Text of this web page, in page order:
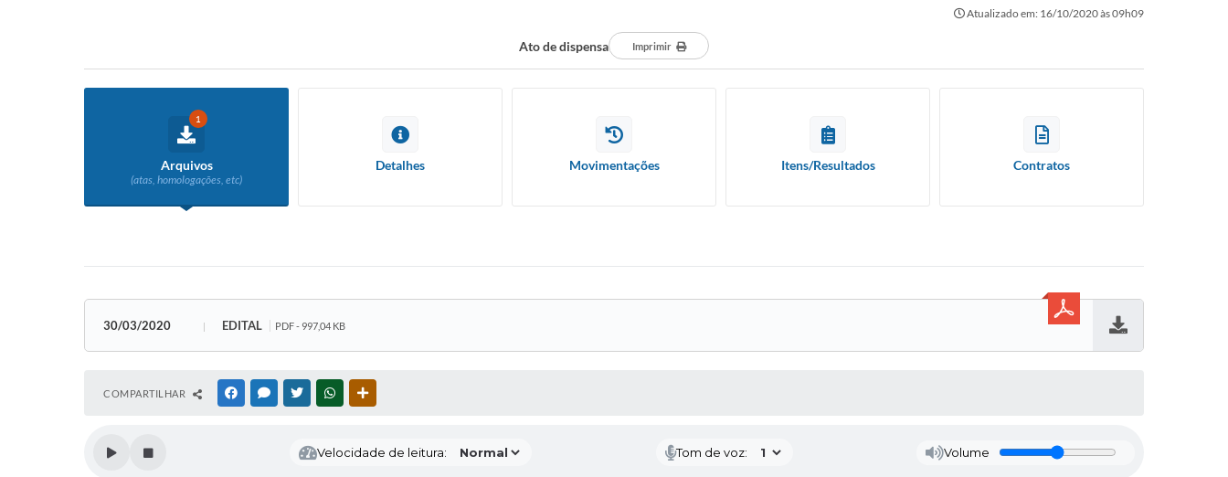
Atualizado em: 16/10/2020 às 09h09
Ato de dispensa Imprimir
1
Arquivos
(atas, homologações, etc)
Detalhes Movimentações Itens/Resultados Contratos
30/03/2020 EDITAL PDF - 997,04 KB
COMPARTILHAR FACEBOOKMESSENGER
TWITTERWHATSAPP
Velocidade de leitura: Tom de voz: Volume